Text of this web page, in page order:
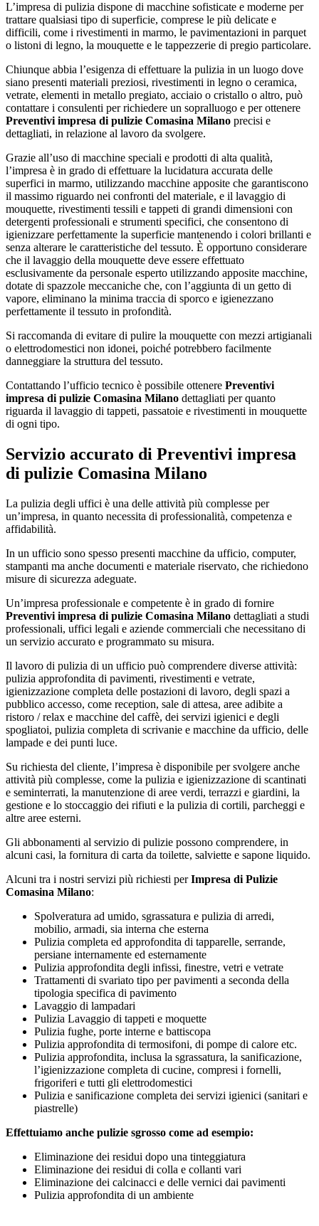
L’impresa di pulizia dispone di macchine sofisticate e moderne per
trattare qualsiasi tipo di superficie, comprese le più delicate e
difficili, come i rivestimenti in marmo, le pavimentazioni in parquet
o listoni di legno, la mouquette e le tappezzerie di pregio particolare.
Chiunque abbia l’esigenza di effettuare la pulizia in un luogo dove
siano presenti materiali preziosi, rivestimenti in legno o ceramica,
vetrate, elementi in metallo pregiato, acciaio o cristallo o altro, può
contattare i consulenti per richiedere un sopralluogo e per ottenere
Preventivi impresa di pulizie Comasina Milano precisi e
dettagliati, in relazione al lavoro da svolgere.
Grazie all’uso di macchine speciali e prodotti di alta qualità,
l’impresa è in grado di effettuare la lucidatura accurata delle
superfici in marmo, utilizzando macchine apposite che garantiscono
il massimo riguardo nei confronti del materiale, e il lavaggio di
mouquette, rivestimenti tessili e tappeti di grandi dimensioni con
detergenti professionali e strumenti specifici, che consentono di
igienizzare perfettamente la superficie mantenendo i colori brillanti e
senza alterare le caratteristiche del tessuto. È opportuno considerare
che il lavaggio della mouquette deve essere effettuato
esclusivamente da personale esperto utilizzando apposite macchine,
dotate di spazzole meccaniche che, con l’aggiunta di un getto di
vapore, eliminano la minima traccia di sporco e igienezzano
perfettamente il tessuto in profondità.
Si raccomanda di evitare di pulire la mouquette con mezzi artigianali
o elettrodomestici non idonei, poiché potrebbero facilmente
danneggiare la struttura del tessuto.
Contattando l’ufficio tecnico è possibile ottenere Preventivi
impresa di pulizie Comasina Milano dettagliati per quanto
riguarda il lavaggio di tappeti, passatoie e rivestimenti in mouquette
di ogni tipo.
Servizio accurato di Preventivi impresa
di pulizie Comasina Milano
La pulizia degli uffici è una delle attività più complesse per
un’impresa, in quanto necessita di professionalità, competenza e
affidabilità.
In un ufficio sono spesso presenti macchine da ufficio, computer,
stampanti ma anche documenti e materiale riservato, che richiedono
misure di sicurezza adeguate.
Un’impresa professionale e competente è in grado di fornire
Preventivi impresa di pulizie Comasina Milano dettagliati a studi
professionali, uffici legali e aziende commerciali che necessitano di
un servizio accurato e programmato su misura.
Il lavoro di pulizia di un ufficio può comprendere diverse attività:
pulizia approfondita di pavimenti, rivestimenti e vetrate,
igienizzazione completa delle postazioni di lavoro, degli spazi a
pubblico accesso, come reception, sale di attesa, aree adibite a
ristoro / relax e macchine del caffè, dei servizi igienici e degli
spogliatoi, pulizia completa di scrivanie e macchine da ufficio, delle
lampade e dei punti luce.
Su richiesta del cliente, l’impresa è disponibile per svolgere anche
attività più complesse, come la pulizia e igienizzazione di scantinati
e seminterrati, la manutenzione di aree verdi, terrazzi e giardini, la
gestione e lo stoccaggio dei rifiuti e la pulizia di cortili, parcheggi e
altre aree esterni.
Gli abbonamenti al servizio di pulizie possono comprendere, in
alcuni casi, la fornitura di carta da toilette, salviette e sapone liquido.
Alcuni tra i nostri servizi più richiesti perImpresa di Pulizie
Comasina Milano:
Spolveratura ad umido, sgrassatura e pulizia di arredi,
mobilio, armadi, sia interna che esterna
Pulizia completa ed approfondita di tapparelle, serrande,
persiane internamente ed esternamente
Pulizia approfondita degli infissi, finestre, vetri e vetrate
Trattamenti di svariato tipo per pavimenti a seconda della
tipologia specifica di pavimento
Lavaggio di lampadari
Pulizia Lavaggio di tappeti e moquette
Pulizia fughe, porte interne e battiscopa
Pulizia approfondita di termosifoni, di pompe di calore etc.
Pulizia approfondita, inclusa la sgrassatura, la sanificazione,
l’igienizzazione completa di cucine, compresi i fornelli,
frigoriferi e tutti gli elettrodomestici
Pulizia e sanificazione completa dei servizi igienici (sanitari e
piastrelle)
Effettuiamo anche pulizie sgrosso come ad esempio:
Eliminazione dei residui dopo una tinteggiatura
Eliminazione dei residui di colla e collanti vari
Eliminazione dei calcinacci e delle vernici dai pavimenti
Pulizia approfondita di un ambiente